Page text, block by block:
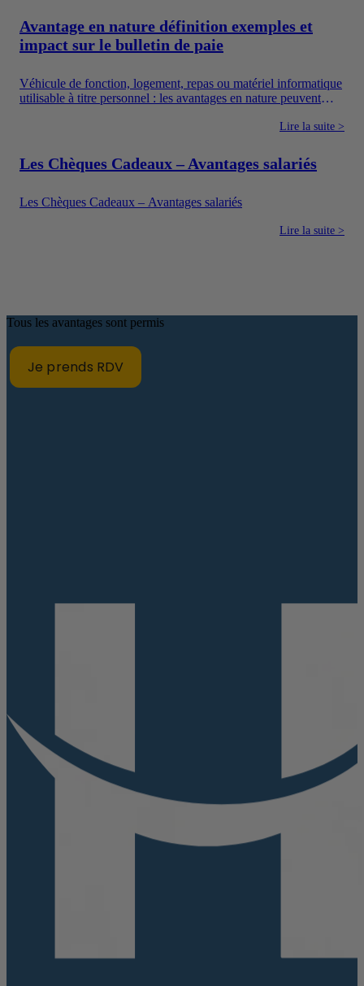
rémunération, les avantages en argent, les frais professionnels
et les dispositifs sociaux dont l’utilisation est encadrée.
Avantage en nature définition exemples et
impact sur le bulletin de paie
Véhicule de fonction, logement, repas ou matériel informatique
utilisable à titre personnel : les avantages en nature peuvent
également un moyen pour l’entreprise de proposer une
en argent.
Lire la suite >
Les Chèques Cadeaux – Avantages salariés
Les Chèques Cadeaux – Avantages salariés
Lire la suite >
Tous les avantages sont permis
Je prends RDV